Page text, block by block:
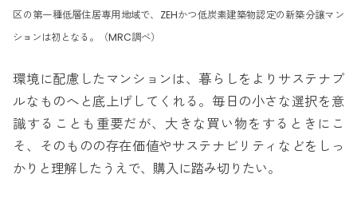
区の第一種低層住居専用地域で、ZEHかつ低炭素建築物認定の新築分譲マン
ションは初となる。（MRC調べ）
環境に配慮したマンションは、暮らしをよりサステナブ
ルなものへと底上げしてくれる。毎日の小さな選択を意
識することも重要だが、大きな買い物をするときにこ
そ、そのものの存在価値やサステナビリティなどをしっ
かりと理解したうえで、購入に踏み切りたい。